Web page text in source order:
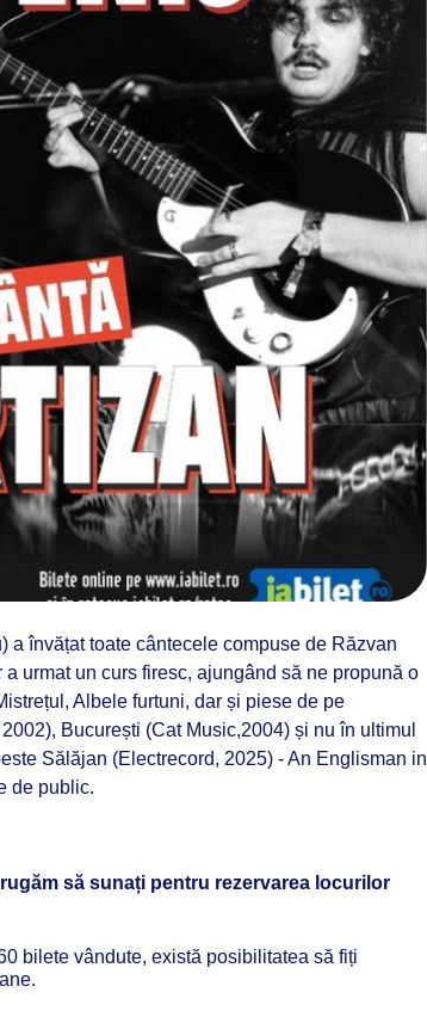
învățat toate cântecele compuse de Răzvan
urmat un curs firesc, ajungând să ne propună o
Albele furtuni, dar și piese de pe
București (Cat Music,2004) și nu în ultimul
Sălăjan (Electrecord, 2025) - An Englisman in
de public.
să sunați pentru rezervarea locurilor
bilete vândute, există posibilitatea să fiți